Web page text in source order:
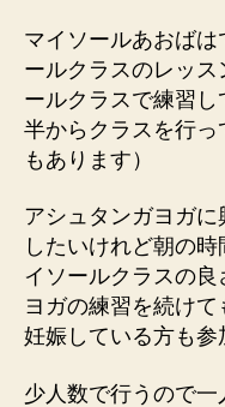
マイソールあおば
ールクラスのレッ
ールクラスで練習
半からクラスを行っ
もあります）
アシュタンガヨガ
したいけれど朝の
イソールクラスの良
ヨガの練習を続けて
妊娠している方も参
少人数で行うので一